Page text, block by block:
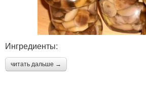
Ингредиенты:
читать дальше →